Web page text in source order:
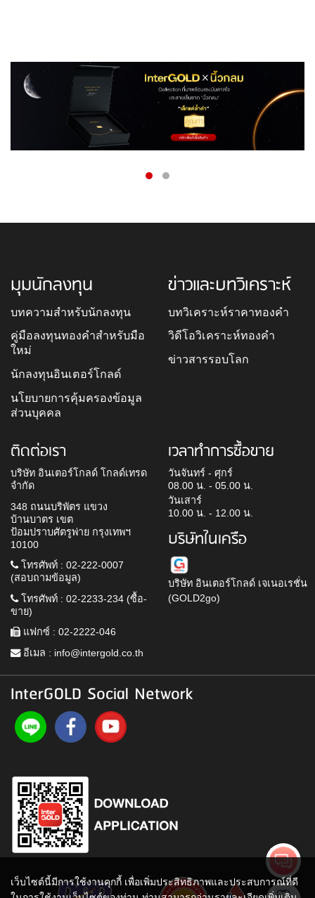
มุมนักลงทุน
บทความสำหรับนักลงทุน
คู่มือลงทุนทองคำสำหรับมือ
ใหม่
นักลงทุนอินเตอร์โกลด์
นโยบายการคุ้มครองข้อมูล
ส่วนบุคคล
ข่าวและบทวิเคราะห์
บทวิเคราะห์ราคาทองคำ
วิดีโอวิเคราะห์ทองคำ
ข่าวสารรอบโลก
ติดต่อเรา
บริษัท อินเตอร์โกลด์ โกลด์เทรด
จำกัด
348 ถนนบริพัตร แขวง
บ้านบาตร เขต
ป้อมปราบศัตรูพ่าย กรุงเทพฯ
10100
โทรศัพท์ : 02-222-0007
(สอบถามข้อมูล)
โทรศัพท์ : 02-2233-234 (ซื้อ-
ขาย)
แฟกซ์ : 02-2222-046
อีเมล : info@intergold.co.th
เวลาทำการซื้อขาย
วันจันทร์ - ศุกร์
08.00 น. - 05.00 น.
วันเสาร์
10.00 น. - 12.00 น.
บริษัทในเครือ
บริษัท อินเตอร์โกลด์ เจเนอเรชั่น
(GOLD2go)
InterGOLD Social Network
เว็บไซต์นี้มีการใช้งานคุกกี้ เพื่อเพิ่มประสิทธิภาพและประสบการณ์ที่ดี